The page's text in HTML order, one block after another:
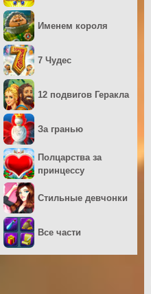
Именем короля
7 Чудес
12 подвигов Геракла
За гранью
Полцарства за
принцессу
Стильные девчонки
Все части